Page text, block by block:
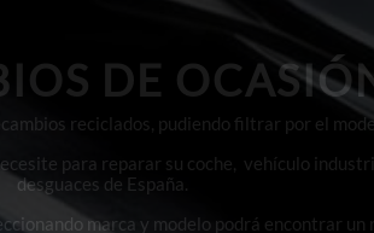
DE
reciclados, pudiendo filtrar por el
para reparar su coche, vehículo
desguaces de España.
marca y modelo podrá encontrar